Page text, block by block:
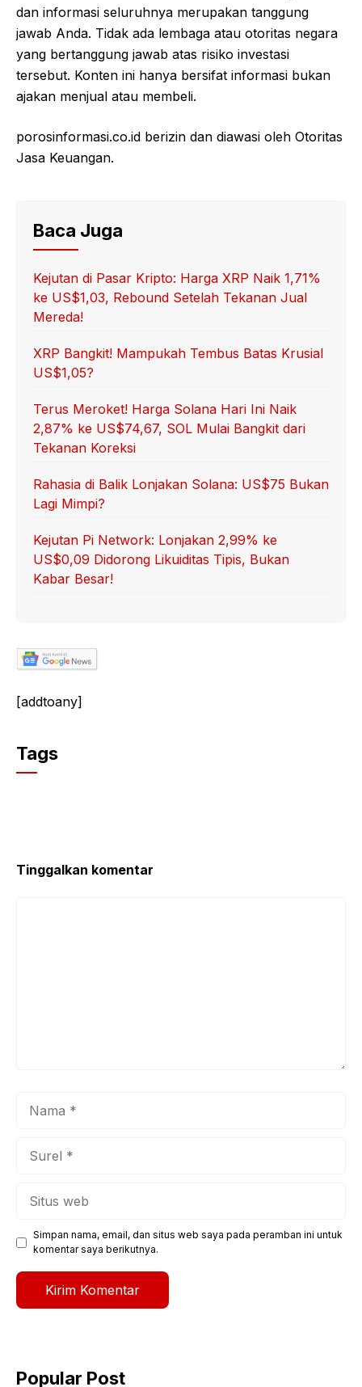
dan informasi seluruhnya merupakan tanggung
jawab Anda. Tidak ada lembaga atau otoritas negara
yang bertanggung jawab atas risiko investasi
tersebut. Konten ini hanya bersifat informasi bukan
ajakan menjual atau membeli.
porosinformasi.co.id berizin dan diawasi oleh Otoritas
Jasa Keuangan.
Baca Juga
Kejutan di Pasar Kripto: Harga XRP Naik 1,71%
ke US$1,03, Rebound Setelah Tekanan Jual
Mereda!
XRP Bangkit! Mampukah Tembus Batas Krusial
US$1,05?
Terus Meroket! Harga Solana Hari Ini Naik
2,87% ke US$74,67, SOL Mulai Bangkit dari
Tekanan Koreksi
Rahasia di Balik Lonjakan Solana: US$75 Bukan
Lagi Mimpi?
Kejutan Pi Network: Lonjakan 2,99% ke
US$0,09 Didorong Likuiditas Tipis, Bukan
Kabar Besar!
[addtoany]
Tags
Tinggalkan komentar
Simpan nama, email, dan situs web saya pada peramban ini untuk
komentar saya berikutnya.
Popular Post